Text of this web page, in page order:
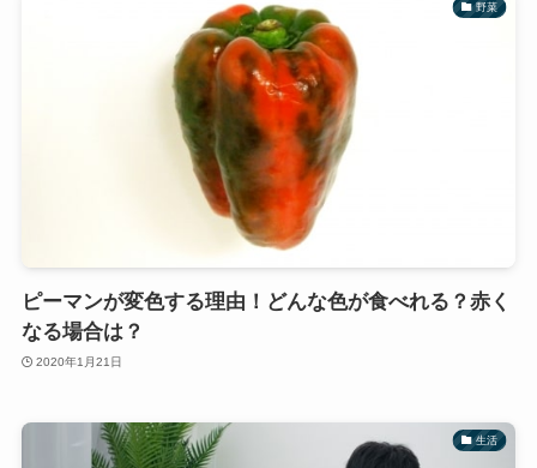
野菜
ピーマンが変色する理由！どんな色が食べれる？赤く
なる場合は？
2020年1月21日
生活